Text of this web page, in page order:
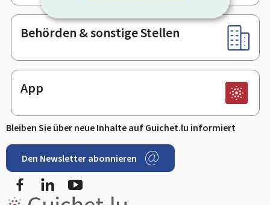
Behörden & sonstige Stellen
App
Bleiben Sie über neue Inhalte auf Guichet.lu informiert
Den Newsletter abonnieren
FacebookLinkedIn